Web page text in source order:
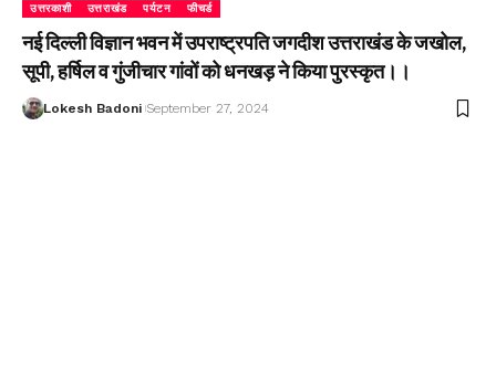
उत्तरकाशी उत्तराखंड पर्यटन फीचर्ड
नई दिल्ली विज्ञान भवन में उपराष्ट्रपति जगदीश उत्तराखंड के जखोल,
सूपी, हर्षिल व गुंजीचार गांवों को धनखड़ ने किया पुरस्कृत।।
Lokesh Badoni September 27, 2024